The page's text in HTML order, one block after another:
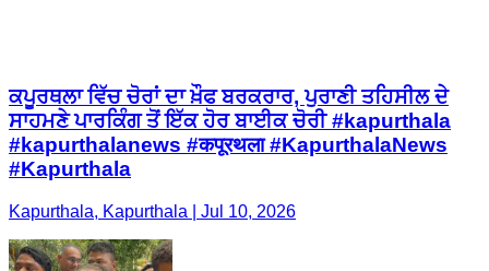
ਕਪੂਰਥਲਾ ਵਿੱਚ ਚੋਰਾਂ ਦਾ ਖ਼ੌਫ ਬਰਕਰਾਰ, ਪੁਰਾਣੀ ਤਹਿਸੀਲ ਦੇ
ਸਾਹਮਣੇ ਪਾਰਕਿੰਗ ਤੋਂ ਇੱਕ ਹੋਰ ਬਾਈਕ ਚੋਰੀ #kapurthala
#kapurthalanews #कपूरथला #KapurthalaNews
#Kapurthala
Kapurthala, Kapurthala | Jul 10, 2026